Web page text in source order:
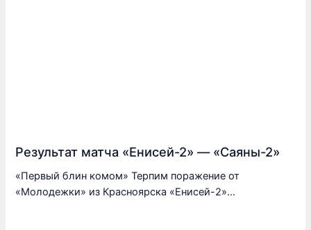
Результат матча «Енисей-2» — «Саяны-2»
«Первый блин комом» Терпим поражение от
«Молодежки» из Красноярска «Енисей-2»…